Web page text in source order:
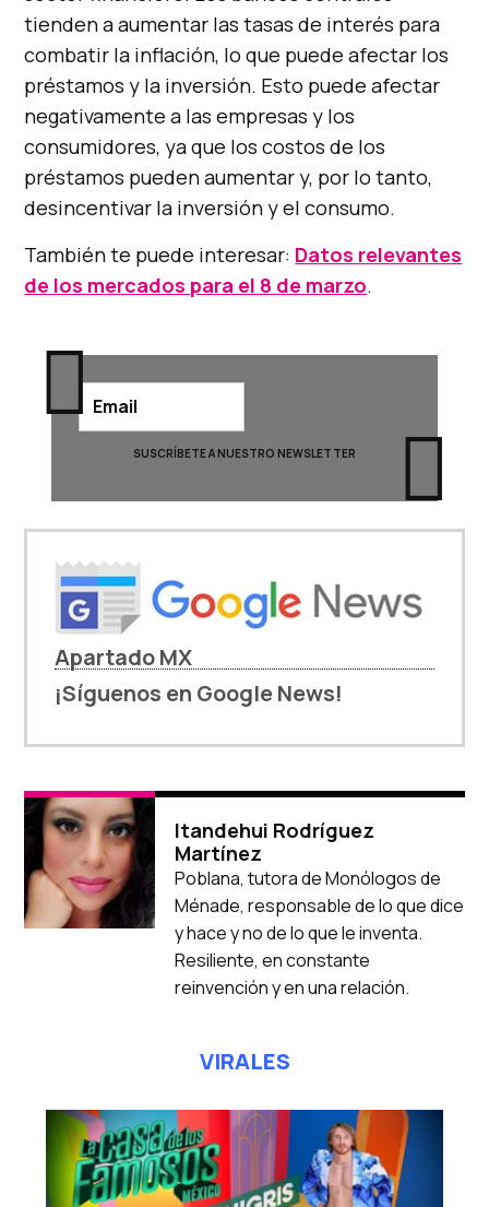
tienden a aumentar las tasas de interés para
combatir la inflación, lo que puede afectar los
préstamos y la inversión. Esto puede afectar
negativamente a las empresas y los
consumidores, ya que los costos de los
préstamos pueden aumentar y, por lo tanto,
desincentivar la inversión y el consumo.
También te puede interesar: Datos relevantes
de los mercados para el 8 de marzo.
Apartado MX
¡Síguenos en Google News!
Itandehui Rodríguez
Martínez
Poblana, tutora de Monólogos de
Ménade, responsable de lo que dice
y hace y no de lo que le inventa.
Resiliente, en constante
reinvención y en una relación.
VIRALES